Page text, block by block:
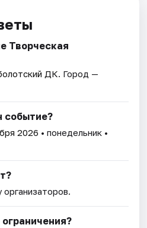
Творческая
ДК. Город —
событие?
2026 • понедельник •